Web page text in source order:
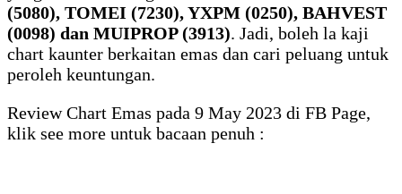
(5080), TOMEI (7230), YXPM (0250), BAHVEST
(0098) dan MUIPROP (3913). Jadi, boleh la kaji
chart kaunter berkaitan emas dan cari peluang untuk
peroleh keuntungan.
Review Chart Emas pada 9 May 2023 di FB Page,
klik see more untuk bacaan penuh :